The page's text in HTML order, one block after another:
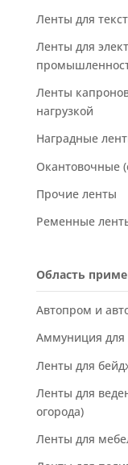
Ленты для
Ленты для
Ленты
нагрузкой
Наградные
Окантовочные
Прочие ленты
Ременные
Область
Автопром и
Аммуниция
Ленты для
Ленты для
огорода)
Ленты для